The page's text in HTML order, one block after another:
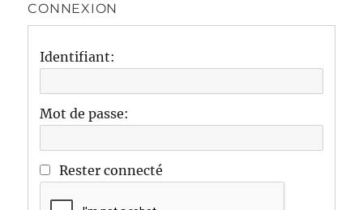
CONNEXION
Identifiant:
Mot de passe:
Rester connecté